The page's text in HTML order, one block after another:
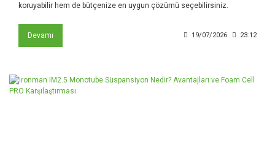
koruyabilir hem de bütçenize en uygun çözümü seçebilirsiniz.
Devamı 19/07/2026 23:12